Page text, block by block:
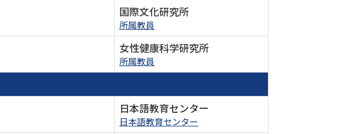
国際文化研究所
所属教員
女性健康科学研究所
所属教員
日本語教育センター
日本語教育センター